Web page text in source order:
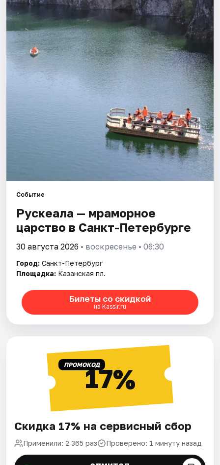
Площадки
Артисты
Рейтинги
Событие
Рускеала — мраморное
царство в Санкт-Петербурге
30 августа 2026 • воскресенье • 06:30
Город: Санкт-Петербург
Площадка: Казанская пл.
Билеты со скидкой
на Kassir.ru
ПРОМОКОД17%
Скидка 17% на сервисный сбор
Применили: 2 365 раз Проверено: 1 минуту назад